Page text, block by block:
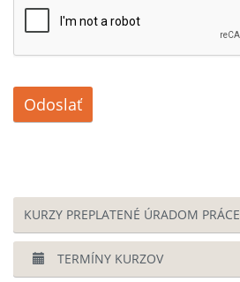
Odoslať
KURZY PREPLATENÉ ÚRADOM PRÁCE
TERMÍNY KURZOV